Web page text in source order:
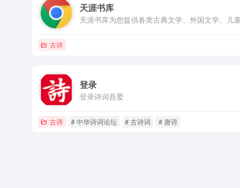
天涯书库
古诗
登录
登录诗词吾爱
古诗 # 中华诗词论坛 # 古诗词 # 唐诗